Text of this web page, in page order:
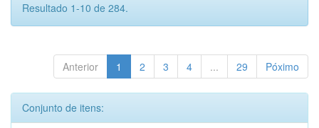
Resultado 1-10 de 284.
Anterior 1 2 3 4 ... 29 Póximo
Conjunto de itens: